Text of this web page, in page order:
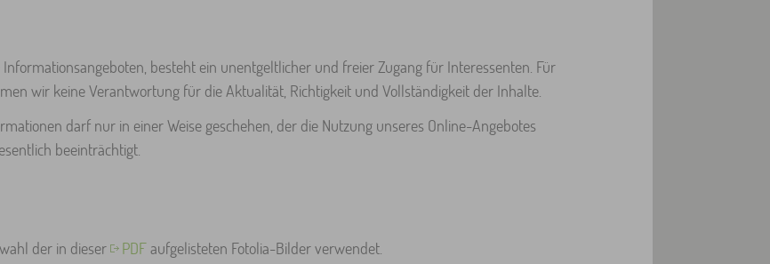
besteht ein unentgeltlicher und freier Zugang für Interessenten. Für
wir keine Verantwortung für die Aktualität, Richtigkeit und Vollständigkeit der Inhalte.
darf nur in einer Weise geschehen, der die Nutzung unseres Online-Angebotes
beeinträchtigt.
der in dieser PDFaufgelisteten Fotolia-Bilder verwendet.